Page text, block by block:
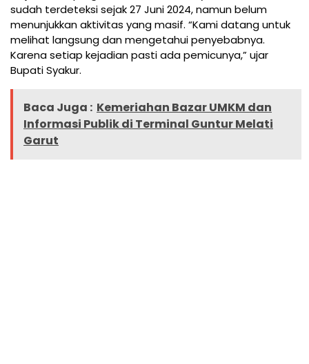
sudah terdeteksi sejak 27 Juni 2024, namun belum
menunjukkan aktivitas yang masif. “Kami datang untuk
melihat langsung dan mengetahui penyebabnya.
Karena setiap kejadian pasti ada pemicunya,” ujar
Bupati Syakur.
Baca Juga : Kemeriahan Bazar UMKM dan
Informasi Publik di Terminal Guntur Melati
Garut